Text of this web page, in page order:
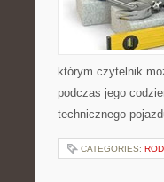
którym czytelnik
podczas jego
technicznego
CATEGORIES: